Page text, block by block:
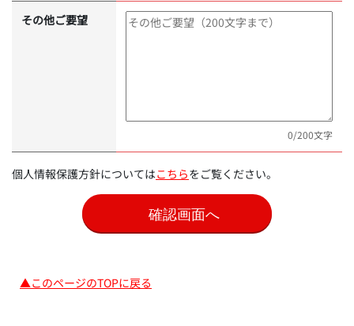
その他ご要望
0/200文字
個人情報保護方針についてはこちらをご覧ください。
▲このページのTOPに戻る